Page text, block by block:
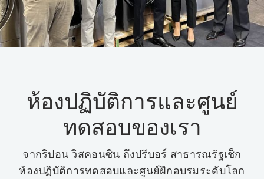
ห้องปฏิบัติการและศูนย์
ทดสอบของเรา
จากริปอน วิสคอนซิน ถึงปรีบอร์ สาธารณรัฐเช็ก
ห้องปฏิบัติการทดสอบและศูนย์ฝึกอบรมระดับโลก